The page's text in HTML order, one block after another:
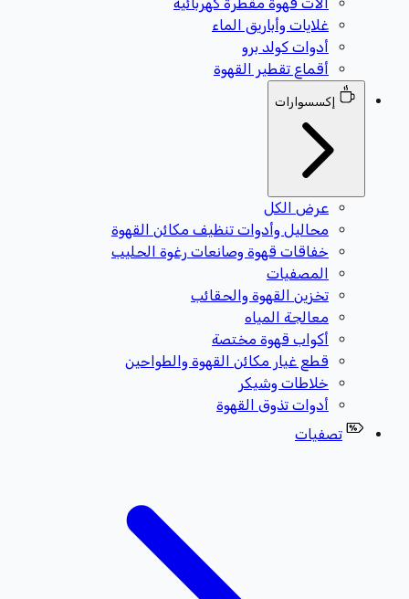
غلايات وأباريق الماء
أدوات كولد برو
أقماع تقطير القهوة
إكسسوارات
عرض الكل
محاليل وأدوات تنظيف مكائن القهوة
خفاقات قهوة وصانعات رغوة الحليب
المصفيات
تخزين القهوة والحقائب
معالجة المياه
أكواب قهوة مختصة
قطع غيار مكائن القهوة والطواحين
خلاطات وشيكر
أدوات تذوق القهوة
تصفيات